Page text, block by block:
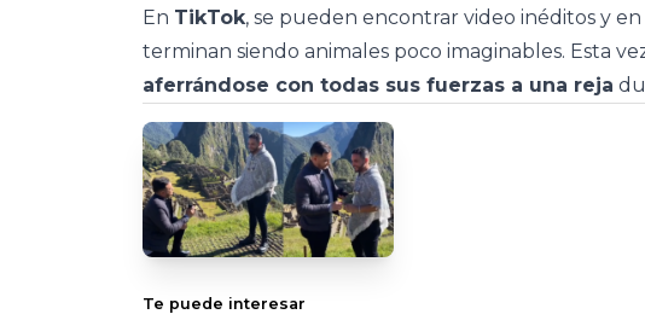
En TikTok, se pueden encontrar video inéditos y
terminan siendo animales poco imaginables. Esta
aferrándose con todas sus fuerzas a una reja
Te puede interesar